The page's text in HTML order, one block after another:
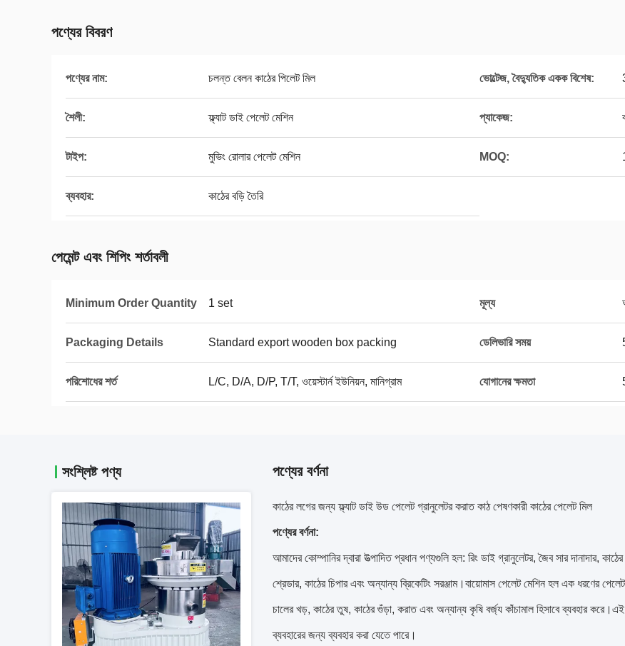
পণ্যের বিবরণ
পণ্যের নাম: চলন্ত বেলন কাঠের পিলেট মিল ভোল্টেজ, বৈদ্যুতিক একক বিশেষ:
শৈলী: ফ্ল্যাট ডাই পেলেট মেশিন প্যাকেজ:
টাইপ: মুভিং রোলার পেলেট মেশিন MOQ:
ব্যবহার: কাঠের বড়ি তৈরি
পেমেন্ট এবং শিপিং শর্তাবলী
Minimum Order Quantity 1 set মূল্য
Packaging Details Standard export wooden box packing ডেলিভারি সময়
পরিশোধের শর্ত L/C, D/A, D/P, T/T, ওয়েস্টার্ন ইউনিয়ন, মানিগ্রাম যোগানের ক্ষমতা
সংশ্লিষ্ট পণ্য পণ্যের বর্ণনা
কাঠের লগের জন্য ফ্ল্যাট ডাই উড পেলেট গ্রানুলেটর করাত কাঠ পেষণকারী কাঠের পেলেট মিল
পণ্যের বর্ণনা:
আমাদের কোম্পানির দ্বারা উত্পাদিত প্রধান পণ্যগুলি হল: রিং ডাই গ্রানুলেটর, জৈব সার দানাদার,
শ্রেডার, কাঠের চিপার এবং অন্যান্য ব্রিকেটিং সরঞ্জাম।বায়োমাস পেলেট মেশিন হল এক ধরণের
চালের খড়, কাঠের তুষ, কাঠের গুঁড়া, করাত এবং অন্যান্য কৃষি বর্জ্য কাঁচামাল হিসাবে ব্যবহার করে।এই
ব্যবহারের জন্য ব্যবহার করা যেতে পারে।